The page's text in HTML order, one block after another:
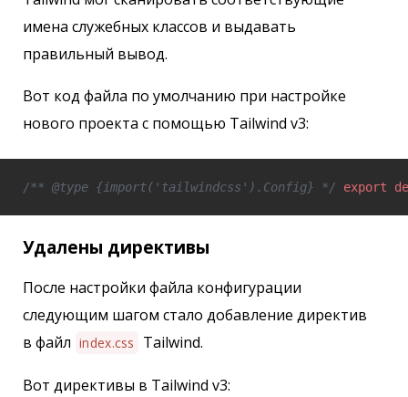
имена служебных классов и выдавать
правильный вывод.
Вот код файла по умолчанию при настройке
нового проекта с помощью Tailwind v3:
/** @type {import('tailwindcss').Config} */ export
Удалены директивы
После настройки файла конфигурации
следующим шагом стало добавление директив
в файл index.css Tailwind.
Вот директивы в Tailwind v3: